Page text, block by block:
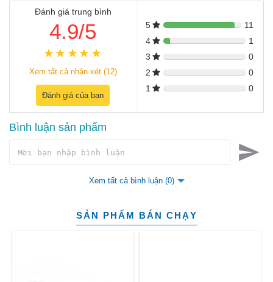
Đánh giá trung bình
4.9/5
Xem tất cả nhận xét (12)
Đánh giá của bạn
5
11
4
1
3
0
2
0
1
0
Bình luận sản phẩm
Xem tất cả bình luận (0)
SẢN PHẨM BÁN CHẠY